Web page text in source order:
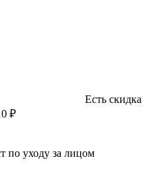
Есть скидка
₽